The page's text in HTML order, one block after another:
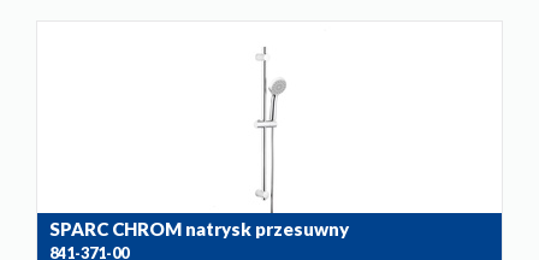
SPARC CHROM natrysk przesuwny
841-371-00